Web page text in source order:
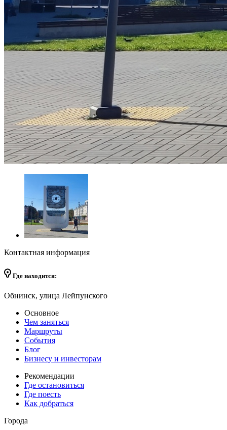
Контактная информация
Где находится:
Обнинск, улица Лейпунского
Основное
Чем заняться
Маршруты
События
Блог
Бизнесу и инвесторам
Рекомендации
Где остановиться
Где поесть
Как добраться
Города